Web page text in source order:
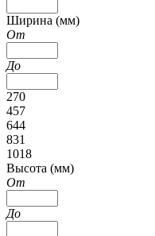
Ширина (мм)
От
До
270
457
644
831
1018
Высота (мм)
От
До